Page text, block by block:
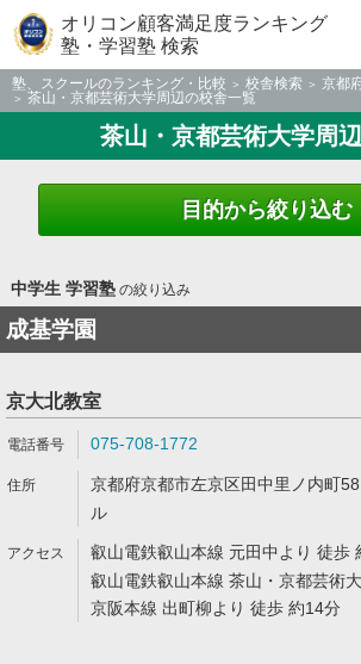
オリコン顧客満足度ランキング
塾・学習塾 検索
塾、スクールのランキング・比較 校舎検索
京都
茶山・京都芸術大学周辺の校舎一覧
茶山・京都芸術大学周
目的から絞り込む
中学生 学習塾の絞り込み
成基学園
京大北教室
075-708-1772
京都府京都市左京区田中里ノ内町
ル
叡山電鉄叡山本線 元田中より 徒歩
叡山電鉄叡山本線 茶山・京都芸術
京阪本線 出町柳より 徒歩 約14分